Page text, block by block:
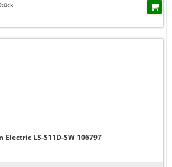
Electric LS-S11D-SW 106797